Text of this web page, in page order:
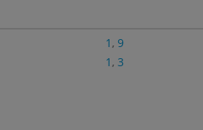
1 , 9
1 , 3